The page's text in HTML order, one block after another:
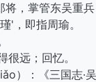
将，掌管东吴重
'，即指周瑜。
远；回忆。
）：《三国志·吴